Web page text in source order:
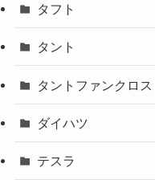
タフト
タント
タントファンクロス
ダイハツ
テスラ